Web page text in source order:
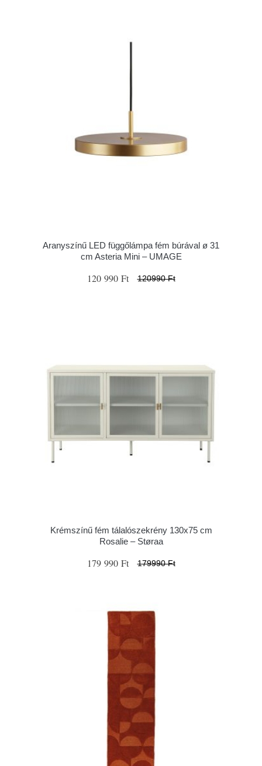
Aranyszínű LED függőlámpa fém búrával ø 31
cm Asteria Mini – UMAGE
120 990 Ft 120990 Ft
Krémszínű fém tálalószekrény 130x75 cm
Rosalie – Støraa
179 990 Ft 179990 Ft